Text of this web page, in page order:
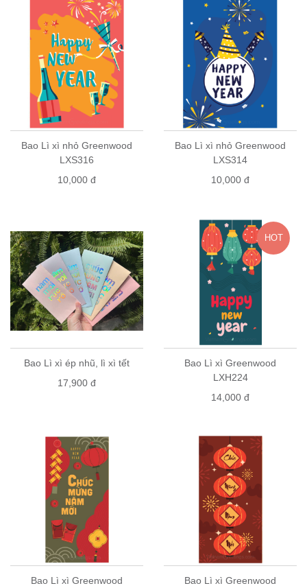
Bao Lì xì nhỏ Greenwood
LXS316
10,000 đ
Bao Lì xì nhỏ Greenwood
LXS314
10,000 đ
Bao Lì xì ép nhũ, lì xì tết
17,900 đ
HOT
Bao Lì xì Greenwood
LXH224
14,000 đ
Bao Lì xì Greenwood
Bao Lì xì Greenwood